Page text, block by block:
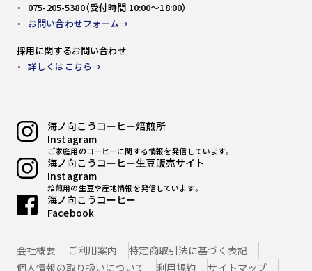
075-205-5380（受付時間 10:00～18:00）
お問い合わせフォーム
採用に関するお問い合わせ
詳しくはこちら
海ノ向こうコーヒー焙煎所
Instagram
ご家庭用のコーヒーに関する情報を発信しています。
海ノ向こうコーヒー生豆販売サイト
Instagram
焙煎用の生豆や産地情報を発信しています。
海ノ向こうコーヒー
Facebook
会社概要 ご利用案内
特定商取引法に基づく表記
個人情報の取り扱いについて
利用規約 サイトマップ